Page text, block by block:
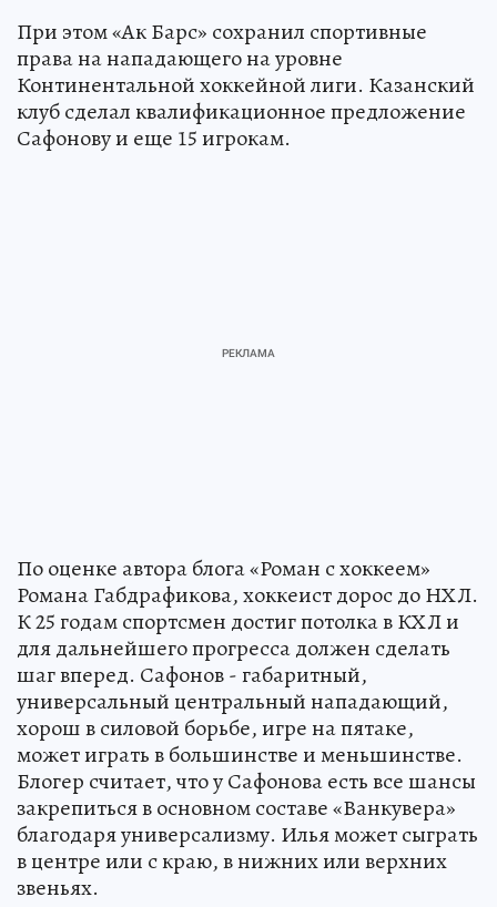
При этом «Ак Барс» сохранил спортивные
права на нападающего на уровне
Континентальной хоккейной лиги. Казанский
клуб сделал квалификационное предложение
Сафонову и еще 15 игрокам.
По оценке автора блога «Роман с хоккеем»
Романа Габдрафикова, хоккеист дорос до НХЛ.
К 25 годам спортсмен достиг потолка в КХЛ и
для дальнейшего прогресса должен сделать
шаг вперед. Сафонов - габаритный,
универсальный центральный нападающий,
хорош в силовой борьбе, игре на пятаке,
может играть в большинстве и меньшинстве.
Блогер считает, что у Сафонова есть все шансы
закрепиться в основном составе «Ванкувера»
благодаря универсализму. Илья может сыграть
в центре или с краю, в нижних или верхних
звеньях.